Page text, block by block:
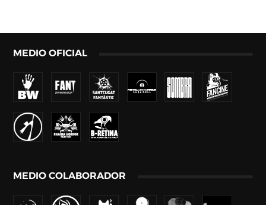
MEDIO OFICIAL
MEDIO COLABORADOR